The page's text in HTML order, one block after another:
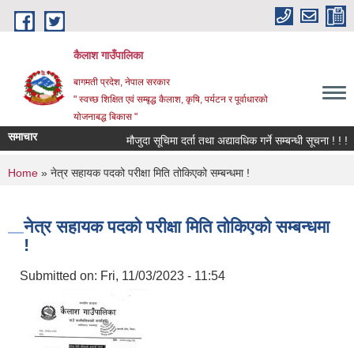
Skip to main content
कैलाश गाउँपालिका
बागमती प्रदेश, नेपाल सरकार
" स्वच्छ शिक्षित एवं सम्बृद्ध कैलाश, कृषि, पर्यटन र पूर्वाधारको
योजनाबद्ध बिकास "
समाचार मौजुदा सूचिमा दर्ता तथा अद्यावधिक गर्ने सम्बन्धी सूचना ! ! !
You are here
Home » नेत्र सहायक पदको परीक्षा मिति तोकिएको सम्बन्धमा !
नेत्र सहायक पदको परीक्षा मिति तोकिएको सम्बन्धमा
!
Submitted on: Fri, 11/03/2023 - 11:54